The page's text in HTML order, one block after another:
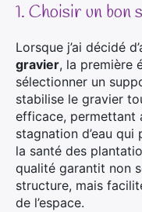
1. Choisir un bon
Lorsque j’ai décidé
gravier, la première
sélectionner un
stabilise le gravier
efficace, permettant
stagnation d’eau qui
la santé des
qualité garantit non
structure, mais
de l’espace.